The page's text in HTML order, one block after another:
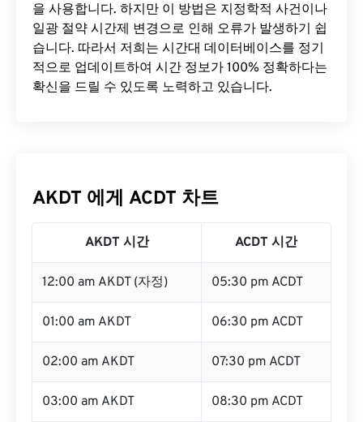
을 사용합니다. 하지만 이 방법은 지정학적 사건이나
일광 절약 시간제 변경으로 인해 오류가 발생하기 쉽
습니다. 따라서 저희는 시간대 데이터베이스를 정기
적으로 업데이트하여 시간 정보가 100% 정확하다는
확신을 드릴 수 있도록 노력하고 있습니다.
AKDT 에게 ACDT 차트
AKDT 시간 ACDT 시간
12:00 am AKDT (자정) 05:30 pm ACDT
01:00 am AKDT 06:30 pm ACDT
02:00 am AKDT 07:30 pm ACDT
03:00 am AKDT 08:30 pm ACDT